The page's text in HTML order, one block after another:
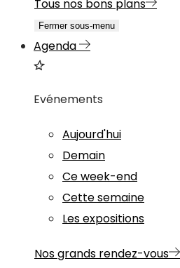
Tous nos bons plans
Fermer sous-menu
Agenda
Evénements
Aujourd'hui
Demain
Ce week-end
Cette semaine
Les expositions
Nos grands rendez-vous